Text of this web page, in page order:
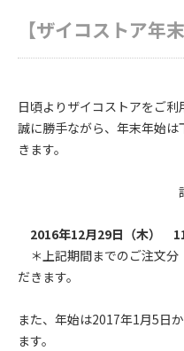
【ザイコストア年
日頃よりザイコストアをご利
誠に勝手ながら、年末年始
きます。
2016年12月29日（木）
＊上記期間までのご注文分
だきます。
また、年始は2017年1月5日
ます。